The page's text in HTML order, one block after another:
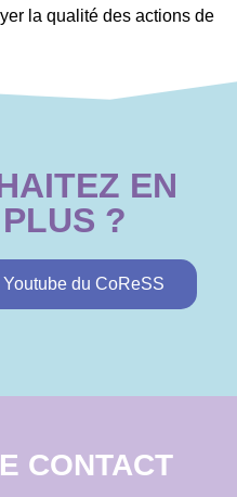
la qualité des actions de
EN
?
du CoReSS
CONTACT